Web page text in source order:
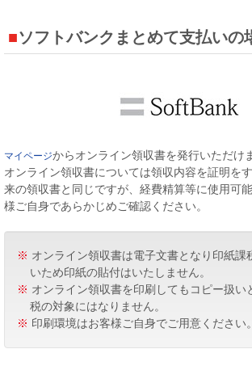
ソフトバンクまとめて支払いの
マイページからオンライン領収書を発行いただけ
オンライン領収書については領収内容を証明を
来の領収書と同じですが、経費精算等に使用可
様ご自身であらかじめご確認ください。
※ オンライン領収書は電子文書となり印紙課
いため印紙の貼付はいたしません。
※ オンライン領収書を印刷してもコピー扱い
税の対象にはなりません。
※ 印刷環境はお客様ご自身でご用意ください。